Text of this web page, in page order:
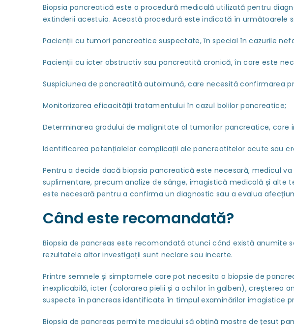
Biopsia pancreatică este o procedură medicală utilizată pentru
extinderii acestuia. Această procedură este indicată în următoarele
Pacienții cu tumori pancreatice suspectate, în special în cazurile
Pacienții cu icter obstructiv sau pancreatită cronică, în care este
Suspiciunea de pancreatită autoimună, care necesită confirmarea
Monitorizarea eficacității tratamentului în cazul bolilor pancreatice;
Determinarea gradului de malignitate al tumorilor pancreatice, care
Identificarea potențialelor complicații ale pancreatitelor acute sau
Pentru a decide dacă biopsia pancreatică este necesară, medicul
suplimentare, precum analize de sânge, imagistică medicală și
este necesară pentru a confirma un diagnostic sau a evalua
Când este recomandată?
Biopsia de pancreas este recomandată atunci când există
rezultatele altor investigații sunt neclare sau incerte.
Printre semnele și simptomele care pot necesita o biopsie de
inexplicabilă, icter (colorarea pielii și a ochilor în galben), creșterea
suspecte în pancreas identificate în timpul examinărilor imagistice
Biopsia de pancreas permite medicului să obțină mostre de țesut